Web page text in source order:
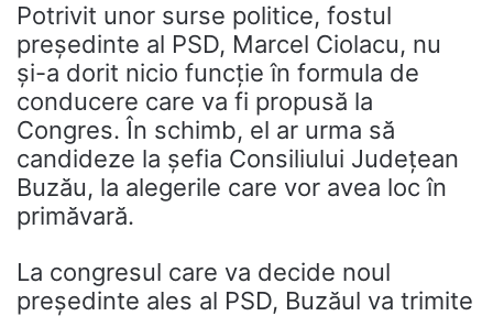
Potrivit unor surse politice, fostul
președinte al PSD, Marcel Ciolacu, nu
și-a dorit nicio funcție în formula de
conducere care va fi propusă la
Congres. În schimb, el ar urma să
candideze la șefia Consiliului Județean
Buzău, la alegerile care vor avea loc în
primăvară.
La congresul care va decide noul
președinte ales al PSD, Buzăul va trimite